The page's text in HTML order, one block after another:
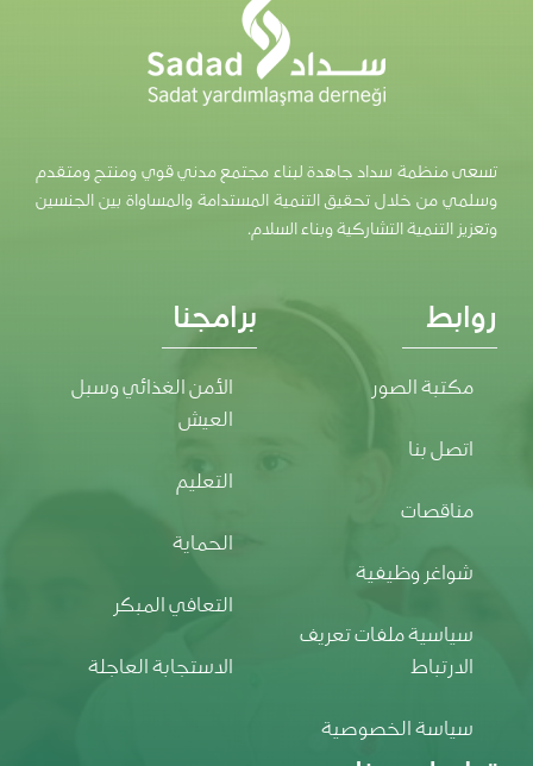
وتعزيز التنمية التشاركية وبناء السلام.
مكتبة الصور
اتصل بنا
مناقصات
شواغر وظيفية
سياسية ملفات تعريف
سياسة الخصوصية
الأمن الغذائي وسبل
التعليم
الحماية
التعافي المبكر
الاستجابة العاجلة
تواصل معنا